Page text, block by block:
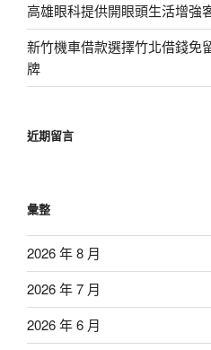
高雄眼科提供開眼頭生活增強
新竹機車借款選擇竹北借錢免
牌
近期留言
彙整
2026 年 8 月
2026 年 7 月
2026 年 6 月